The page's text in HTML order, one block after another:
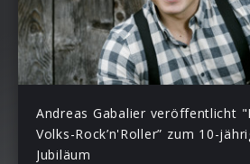
Andreas Gabalier veröffentlicht
Volks-Rock’n'Roller” zum 10-
Jubiläum